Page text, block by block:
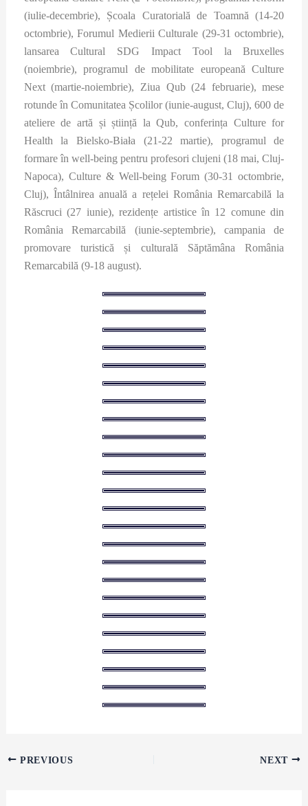
(iulie-decembrie), Școala Curatorială de Toamnă (14-20
octombrie), Forumul Medierii Culturale (29-31 octombrie),
lansarea Cultural SDG Impact Tool la Bruxelles
(noiembrie), programul de mobilitate europeană Culture
Next (martie-noiembrie), Ziua Qub (24 februarie), mese
rotunde în Comunitatea Școlilor (iunie-august, Cluj), 600 de
ateliere de artă și știință la Qub, conferința Culture for
Health la Bielsko-Biała (21-22 martie), programul de
formare în well-being pentru profesori clujeni (18 mai, Cluj-
Napoca), Culture & Well-being Forum (30-31 octombrie,
Cluj), Întâlnirea anuală a rețelei România Remarcabilă la
Răscruci (27 iunie), rezidențe artistice în 12 comune din
România Remarcabilă (iunie-septembrie), campania de
promovare turistică și culturală Săptămâna România
Remarcabilă (9-18 august).
PREVIOUS NEXT